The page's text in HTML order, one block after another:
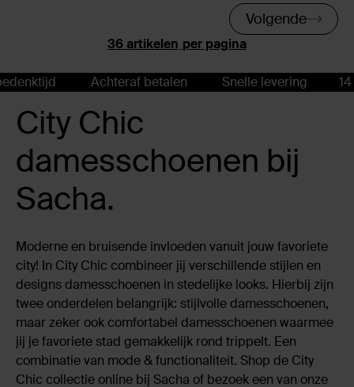
per pagina
Volgende
Achteraf betalen Snelle levering 14 dagen
City Chic
damesschoenen bij
Sacha.
Moderne en bruisende invloeden vanuit jouw favoriete
city! In City Chic combineer jij verschillende stijlen en
designs damesschoenen in stedelijke looks. Hierbij zijn
twee onderdelen belangrijk: stijlvolle damesschoenen,
maar zeker ook comfortabel damesschoenen waarmee
jij je favoriete stad gemakkelijk rond trippelt. Een
combinatie van mode & functionaliteit. Shop de City
Chic collectie online bij Sacha of bezoek een van onze